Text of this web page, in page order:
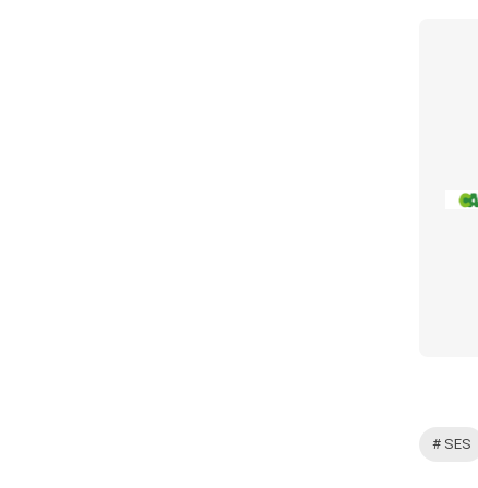
# SES